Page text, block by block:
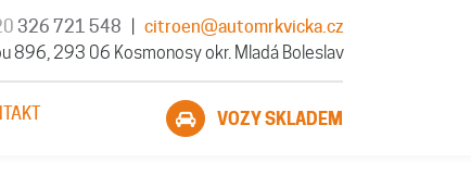
326 721 548
citroen@automrkvicka.cz
896, 293 06 Kosmonosy okr. Mladá Boleslav
VOZY SKLADEM